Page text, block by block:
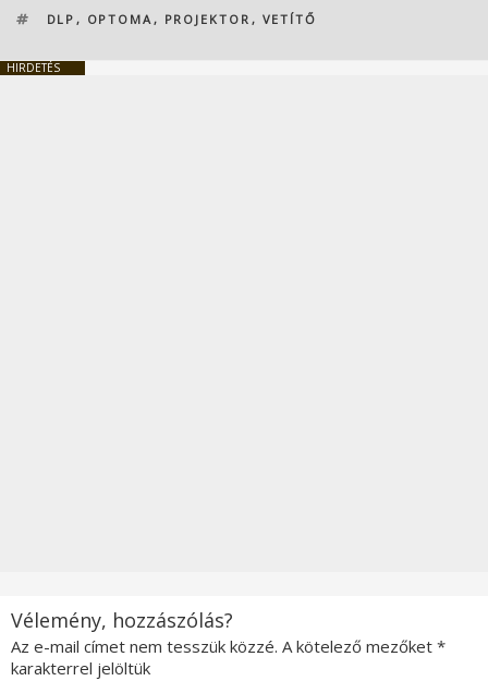
CÍMKÉK
DLP , OPTOMA , PROJEKTOR , VETÍTŐ
HIRDETÉS
Vélemény, hozzászólás?
Az e-mail címet nem tesszük közzé. A kötelező mezőket *
karakterrel jelöltük